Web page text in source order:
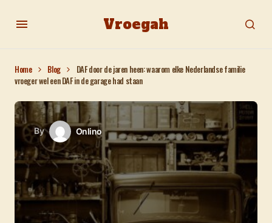
Vroegah
Home Blog
DAF door de jaren heen: waarom elke Nederlandse familie
vroeger wel een DAF in de garage had staan
By Onlino